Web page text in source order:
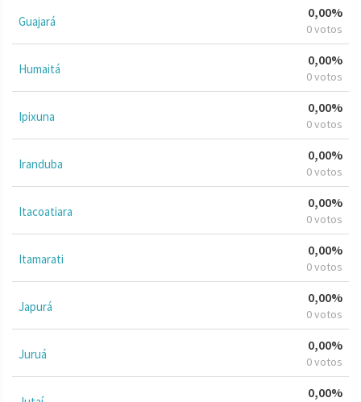
Guajará
0,00%
0 votos
Humaitá
0,00%
0 votos
Ipixuna
0,00%
0 votos
Iranduba
0,00%
0 votos
Itacoatiara
0,00%
0 votos
Itamarati
0,00%
0 votos
Japurá
0,00%
0 votos
Juruá
0,00%
0 votos
0,00%